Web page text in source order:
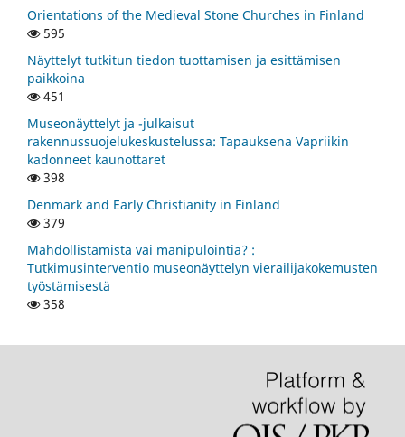
Orientations of the Medieval Stone Churches in Finland
595
Näyttelyt tutkitun tiedon tuottamisen ja esittämisen
paikkoina
451
Museonäyttelyt ja -julkaisut
rakennussuojelukeskustelussa: Tapauksena Vapriikin
kadonneet kaunottaret
398
Denmark and Early Christianity in Finland
379
Mahdollistamista vai manipulointia? :
Tutkimusinterventio museonäyttelyn vierailijakokemusten
työstämisestä
358